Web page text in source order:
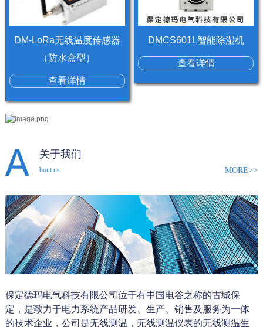
DM-LoRa无线温度传感器
（防水盒型）
查看详情
DMCS601L智能除湿机
查看详情
关于我们
bout us MORE>>
保定德玛电气科技有限公司位于有中国电谷之称的古城保
定，是致力于电力系统产品研发、生产、销售及服务为一体
的技术企业，公司是无线测温，无线测温仪表的无线测温生